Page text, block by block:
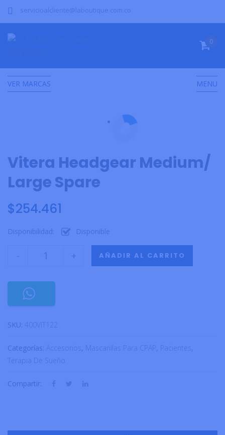
servicioalcliente@laboutique.com.co
0
VER MARCAS MENU
Vitera Headgear Medium/
Large Spare
$254.461
Disponibilidad: Disponible
+
- AÑADIR AL CARRITO
SKU: 400VIT122
Categorías: Accesorios, Mascarillas Para CPAP , Pacientes,
Terapia De Sueño
Compartir: